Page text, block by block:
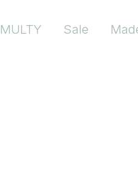
MULTY Sale